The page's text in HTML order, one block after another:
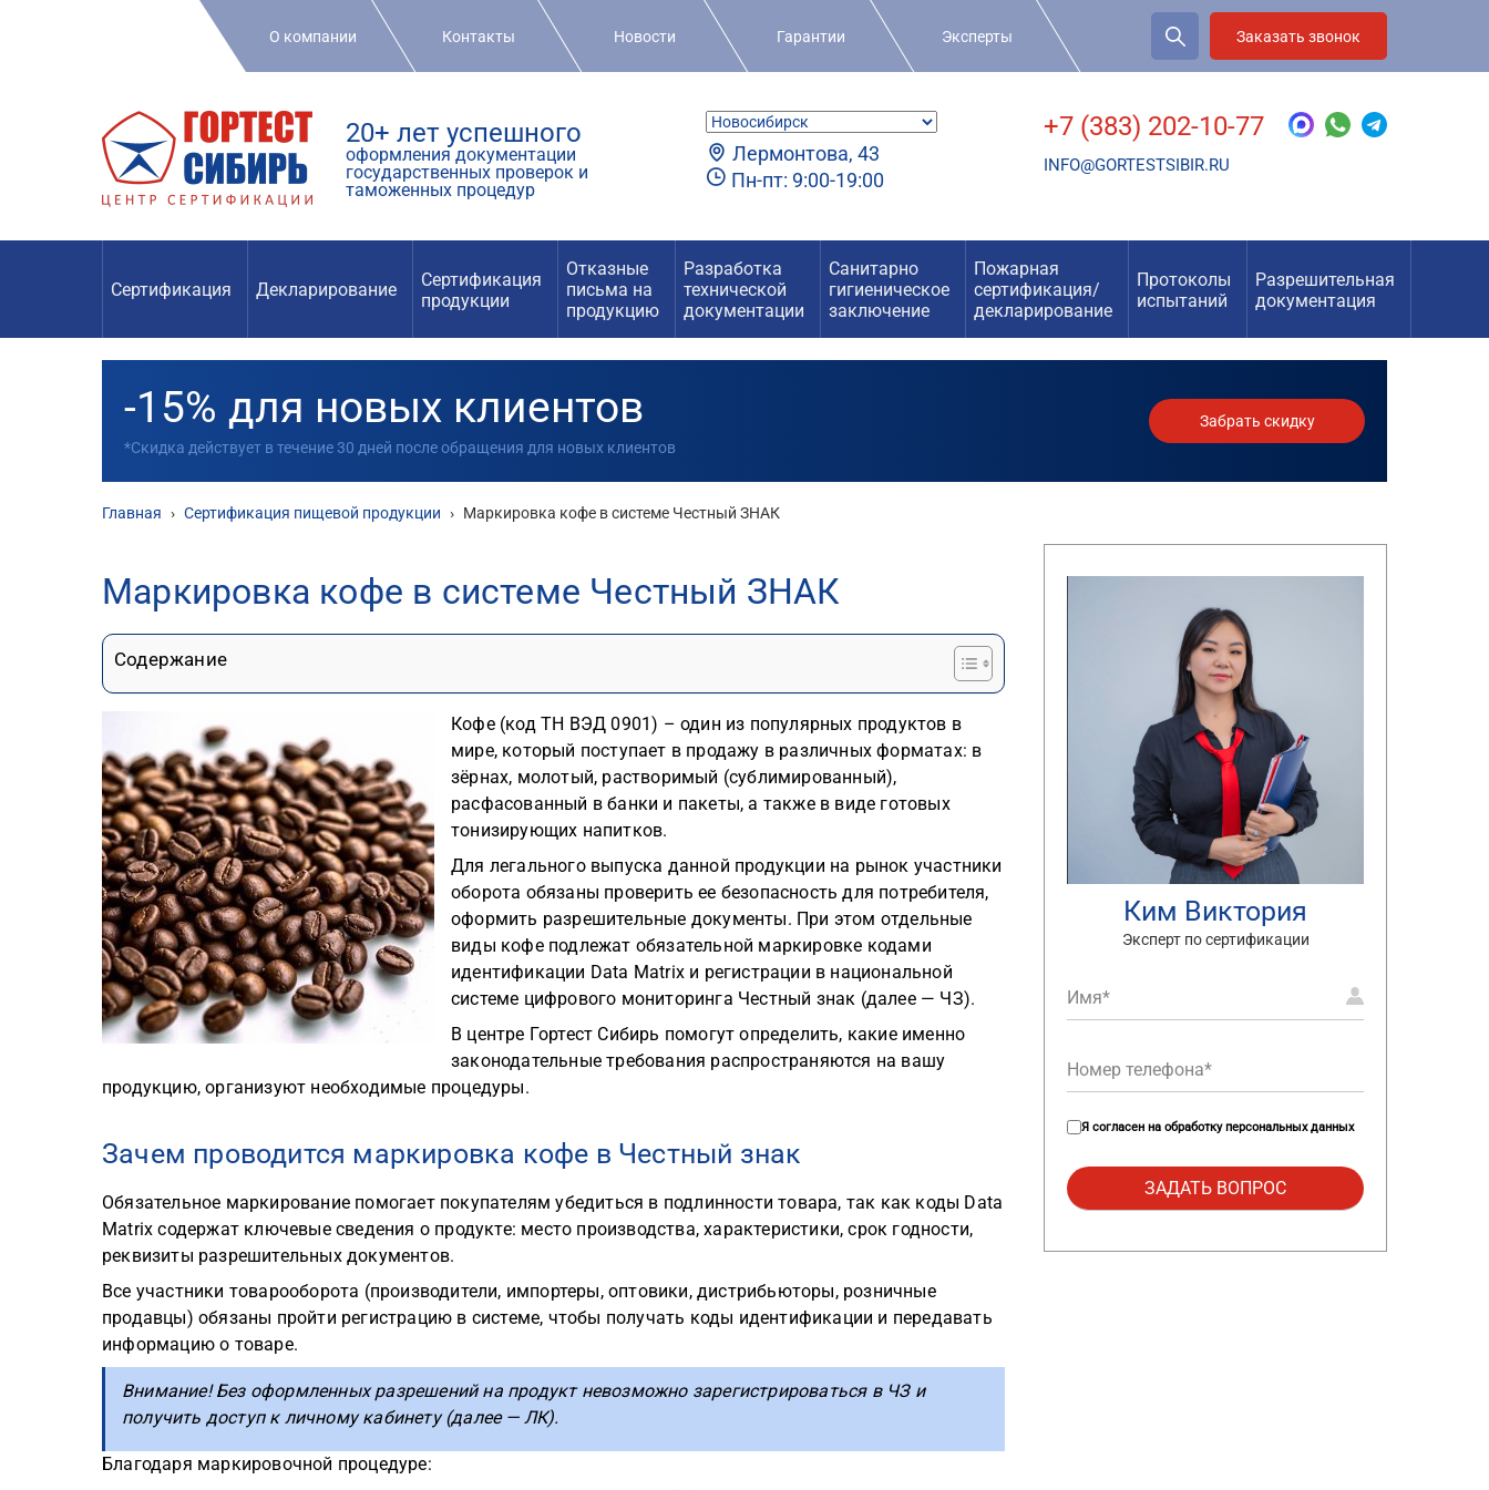
О компании Контакты Новости Гарантии Эксперты Заказать звонок
20+ лет успешного
оформления документации
государственных проверок и
таможенных процедур
Лермонтова, 43
Пн-пт: 9:00-19:00
+7 (383) 202-10-77
INFO@GORTESTSIBIR.RU
Сертификация Декларирование
Сертификация
продукции
Отказные
письма на
продукцию
Разработка
технической
документации
Санитарно
гигиеническое
заключение
Пожарная
сертификация/
декларирование
Протоколы
испытаний
Разрешительная
документация
-15% для новых клиентов
*Скидка действует в течение 30 дней после обращения для новых клиентов
Забрать скидку
Главная › Сертификация пищевой продукции › Маркировка кофе в системе Честный ЗНАК
Маркировка кофе в системе Честный ЗНАК
Содержание
Кофе (код ТН ВЭД 0901) – один из популярных продуктов в
мире, который поступает в продажу в различных форматах: в
зёрнах, молотый, растворимый (сублимированный),
расфасованный в банки и пакеты, а также в виде готовых
тонизирующих напитков.
Для легального выпуска данной продукции на рынок участники
оборота обязаны проверить ее безопасность для потребителя,
оформить разрешительные документы. При этом отдельные
виды кофе подлежат обязательной маркировке кодами
идентификации Data Matrix и регистрации в национальной
системе цифрового мониторинга Честный знак (далее — ЧЗ).
В центре Гортест Сибирь помогут определить, какие именно
законодательные требования распространяются на вашу
продукцию, организуют необходимые процедуры.
Зачем проводится маркировка кофе в Честный знак
Обязательное маркирование помогает покупателям убедиться в подлинности товара, так как коды Data
Matrix содержат ключевые сведения о продукте: место производства, характеристики, срок годности,
реквизиты разрешительных документов.
Все участники товарооборота (производители, импортеры, оптовики, дистрибьюторы, розничные
продавцы) обязаны пройти регистрацию в системе, чтобы получать коды идентификации и передавать
информацию о товаре.
Внимание! Без оформленных разрешений на продукт невозможно зарегистрироваться в ЧЗ и
получить доступ к личному кабинету (далее — ЛК).
Благодаря маркировочной процедуре:
Ким Виктория
Эксперт по сертификации
Я согласен на обработку персональных данных